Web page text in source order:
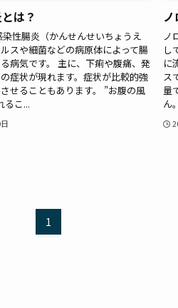
は？
性腸炎（かんせんせいちょうえ
スや細菌などの病原体によって腸
病気です。 主に、下痢や腹痛、発
症状が現れます。症状が比較的強
せることもあります。 ”お腹の風
るこ...
ノ
し
に
ス
量
ん
1